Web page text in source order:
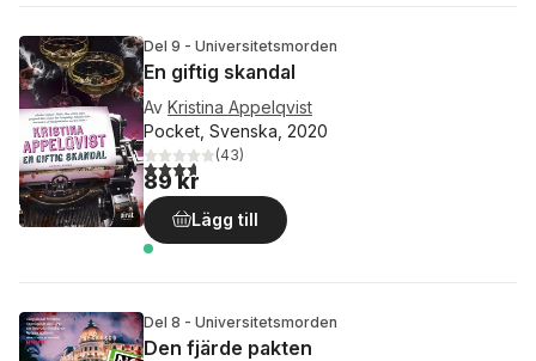
Del 9 - Universitetsmorden
En giftig skandal
Av Kristina Appelqvist
Pocket, Svenska, 2020
3,7utav 5 stjärnor. Totalt antal röster:
(43)
89 kr
Lägg till
Del 8 - Universitetsmorden
Den fjärde pakten